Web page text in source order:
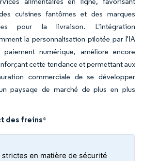
cuisines fantômes et des marques
pour la livraison. L'intégration
la personnalisation pilotée par l'IA
numérique, améliore encore
cette tendance et permettant aux
commerciale de se développer
paysage de marché de plus en plus
des freins*
en matière de sécurité